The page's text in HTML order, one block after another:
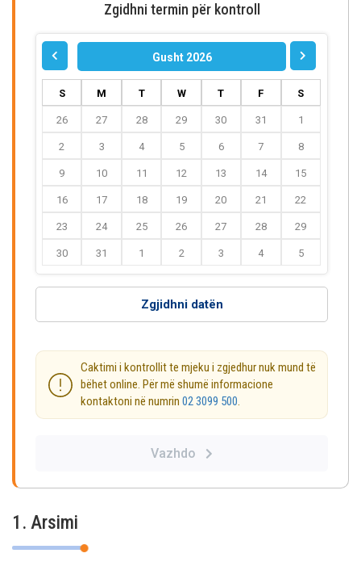
Zgidhni termin për kontroll
Gusht 2026
S M T W T F S
26 27 28 29 30 31 1
2 3 4 5 6 7 8
9 10 11 12 13 14 15
16 17 18 19 20 21 22
23 24 25 26 27 28 29
30 31 1 2 3 4 5
Zgjidhni datën
Caktimi i kontrollit te mjeku i zgjedhur nuk mund të
bëhet online. Për më shumë informacione
kontaktoni në numrin 02 3099 500.
Vazhdo
1. Arsimi